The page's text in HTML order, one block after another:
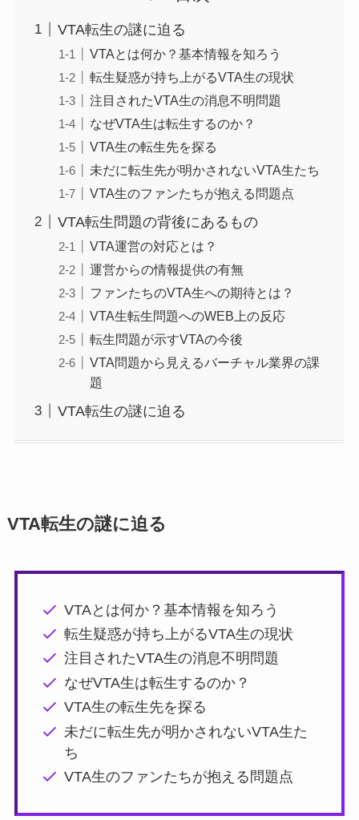
VTA転生の謎に迫る
VTAとは何か？基本情報を知ろう
転生疑惑が持ち上がるVTA生の現状
注目されたVTA生の消息不明問題
なぜVTA生は転生するのか？
VTA生の転生先を探る
未だに転生先が明かされないVTA生たち
VTA生のファンたちが抱える問題点
VTA転生問題の背後にあるもの
VTA運営の対応とは？
運営からの情報提供の有無
ファンたちのVTA生への期待とは？
VTA生転生問題へのWEB上の反応
転生問題が示すVTAの今後
VTA問題から見えるバーチャル業界の課
題
VTA転生の謎に迫る
VTA転生の謎に迫る
VTAとは何か？基本情報を知ろう
転生疑惑が持ち上がるVTA生の現状
注目されたVTA生の消息不明問題
なぜVTA生は転生するのか？
VTA生の転生先を探る
未だに転生先が明かされないVTA生た
ち
VTA生のファンたちが抱える問題点